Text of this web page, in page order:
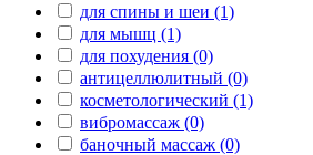
для спины и шеи (1)
для мышц (1)
для похудения (0)
антицеллюлитный (0)
косметологический (1)
вибромассаж (0)
баночный массаж (0)